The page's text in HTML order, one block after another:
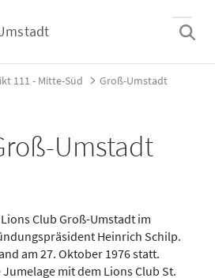
111 - Mitte-Süd
Groß-Umstadt
Umstadt
Club Groß-Umstadt im
Heinrich Schilp.
am 27. Oktober 1976 statt.
mit dem Lions Club St.